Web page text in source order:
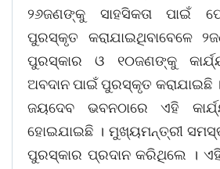
୨୬ଜଣଙ୍କୁ ସାହସିକତା ପାଇଁ
ପୁରସ୍କୃତ କରାଯାଇଥିବାବେଳେ
ପୁରସ୍କାର ଓ ୧୦ଜଣଙ୍କୁ
ଅବଦାନ ପାଇଁ ପୁରସ୍କୃତ
ଜୟଦେବ ଭବନଠାରେ ଏହି
ହୋଇଯାଇଛି । ମୁଖ୍ୟମନ୍ତ୍ରୀ
ପୁରସ୍କାର ପ୍ରଦାନ କରିଥିଲେ ।